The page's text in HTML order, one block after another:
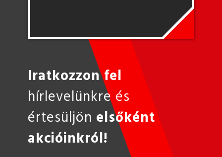
Iratkozzon fel
hírlevelünkre és
értesüljön elsőként
akcióinkról!